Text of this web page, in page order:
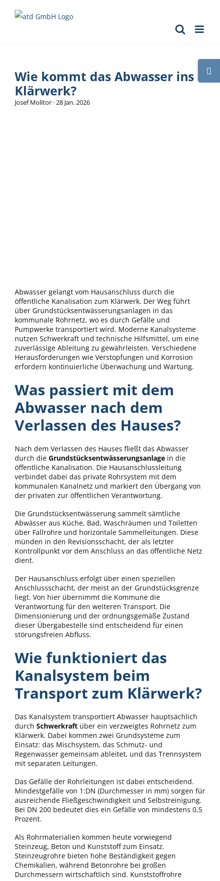
Inhalt
Wie kommt das Abwasser ins
Klärwerk?
Josef Molitor ·28 Jan. 2026
Abwasser gelangt vom Hausanschluss durch die
öffentliche Kanalisation zum Klärwerk. Der Weg führt
über Grundstücksentwässerungsanlagen in das
kommunale Rohrnetz, wo es durch Gefälle und
Pumpwerke transportiert wird. Moderne Kanalsysteme
nutzen Schwerkraft und technische Hilfsmittel, um eine
zuverlässige Ableitung zu gewährleisten. Verschiedene
Herausforderungen wie Verstopfungen und Korrosion
erfordern kontinuierliche Überwachung und Wartung.
Was passiert mit dem
Abwasser nach dem
Verlassen des Hauses?
Nach dem Verlassen des Hauses fließt das Abwasser
durch die Grundstücksentwässerungsanlage in die
öffentliche Kanalisation. Die Hausanschlussleitung
verbindet dabei das private Rohrsystem mit dem
kommunalen Kanalnetz und markiert den Übergang von
der privaten zur öffentlichen Verantwortung.
Die Grundstücksentwässerung sammelt sämtliche
Abwässer aus Küche, Bad, Waschräumen und Toiletten
über Fallrohre und horizontale Sammelleitungen. Diese
münden in den Revisionsschacht, der als letzter
Kontrollpunkt vor dem Anschluss an das öffentliche Netz
dient.
Der Hausanschluss erfolgt über einen speziellen
Anschlussschacht, der meist an der Grundstücksgrenze
liegt. Von hier übernimmt die Kommune die
Verantwortung für den weiteren Transport. Die
Dimensionierung und der ordnungsgemäße Zustand
dieser Übergabestelle sind entscheidend für einen
störungsfreien Abfluss.
Wie funktioniert das
Kanalsystem beim
Transport zum Klärwerk?
Das Kanalsystem transportiert Abwasser hauptsächlich
durch Schwerkraft über ein verzweigtes Rohrnetz zum
Klärwerk. Dabei kommen zwei Grundsysteme zum
Einsatz: das Mischsystem, das Schmutz- und
Regenwasser gemeinsam ableitet, und das Trennsystem
mit separaten Leitungen.
Das Gefälle der Rohrleitungen ist dabei entscheidend.
Mindestgefälle von 1:DN (Durchmesser in mm) sorgen für
ausreichende Fließgeschwindigkeit und Selbstreinigung.
Bei DN 200 bedeutet dies ein Gefälle von mindestens 0,5
Prozent.
Als Rohrmaterialien kommen heute vorwiegend
Steinzeug, Beton und Kunststoff zum Einsatz.
Steinzeugrohre bieten hohe Beständigkeit gegen
Chemikalien, während Betonrohre bei großen
Durchmessern wirtschaftlich sind. Kunststoffrohre
Sliding